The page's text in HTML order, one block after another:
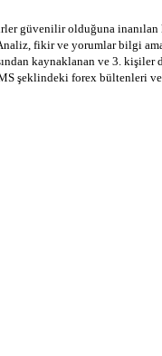
güvenilir olduğuna inanılan
fikir ve yorumlar bilgi
kaynaklanan ve 3. kişiler
şeklindeki forex bültenleri